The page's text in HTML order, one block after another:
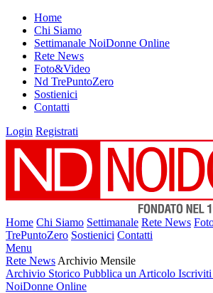
Home
Chi Siamo
Settimanale NoiDonne Online
Rete News
Foto&Video
Nd TrePuntoZero
Sostienici
Contatti
Login Registrati
Home Chi Siamo Settimanale Rete News
TrePuntoZero Sostienici Contatti
Menu
Rete News Archivio Mensile
Archivio Storico Pubblica un Articolo Iscriviti
NoiDonne Online